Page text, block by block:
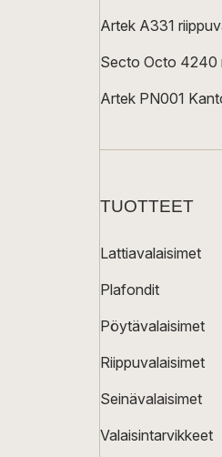
Artek A331
Secto Octo 4240
Artek PN001
TUOTTEET
Lattiavalaisimet
Plafondit
Pöytävalaisimet
Riippuvalaisimet
Seinävalaisimet
Valaisintarvikkeet